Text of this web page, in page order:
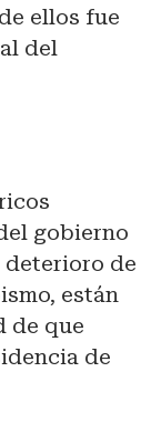
ellos fue
del
gobierno
deterioro de
están
de que
de